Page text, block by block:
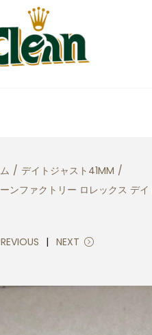
/ デイトジャスト41MM /
ンファクトリー ロレックス デ
NEXT